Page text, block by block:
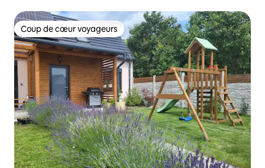
Coup de cœur voyageurs
Coup de cœur voyageurs